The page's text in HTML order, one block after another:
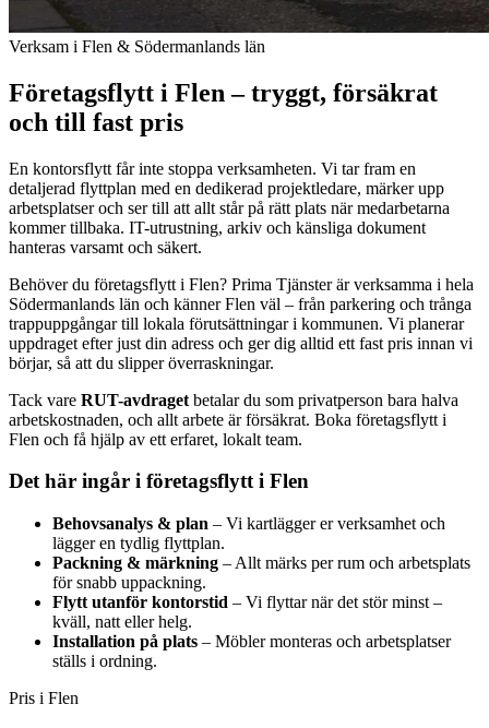
Verksam i Flen & Södermanlands län
Företagsflytt i Flen – tryggt, försäkrat
och till fast pris
En kontorsflytt får inte stoppa verksamheten. Vi tar fram en
detaljerad flyttplan med en dedikerad projektledare, märker upp
arbetsplatser och ser till att allt står på rätt plats när medarbetarna
kommer tillbaka. IT-utrustning, arkiv och känsliga dokument
hanteras varsamt och säkert.
Behöver du företagsflytt i Flen? Prima Tjänster är verksamma i hela
Södermanlands län och känner Flen väl – från parkering och trånga
trappuppgångar till lokala förutsättningar i kommunen. Vi planerar
uppdraget efter just din adress och ger dig alltid ett fast pris innan vi
börjar, så att du slipper överraskningar.
Tack vare RUT-avdraget betalar du som privatperson bara halva
arbetskostnaden, och allt arbete är försäkrat. Boka företagsflytt i
Flen och få hjälp av ett erfaret, lokalt team.
Det här ingår i företagsflytt i Flen
Behovsanalys & plan – Vi kartlägger er verksamhet och
lägger en tydlig flyttplan.
Packning & märkning – Allt märks per rum och arbetsplats
för snabb uppackning.
Flytt utanför kontorstid – Vi flyttar när det stör minst –
kväll, natt eller helg.
Installation på plats – Möbler monteras och arbetsplatser
ställs i ordning.
Pris i Flen